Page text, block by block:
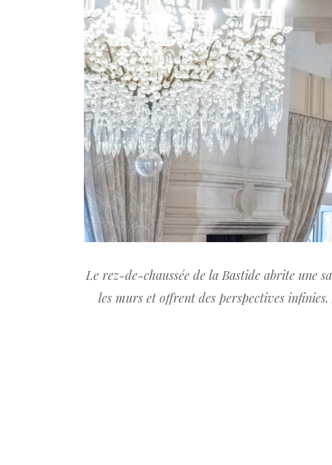
Le rez-de-chaussée de la Bastide abrite une
les murs et offrent des perspectives